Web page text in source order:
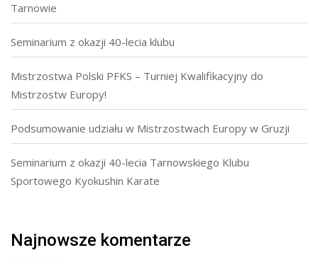
Tarnowie
Seminarium z okazji 40-lecia klubu
Mistrzostwa Polski PFKS – Turniej Kwalifikacyjny do
Mistrzostw Europy!
Podsumowanie udziału w Mistrzostwach Europy w Gruzji
Seminarium z okazji 40-lecia Tarnowskiego Klubu
Sportowego Kyokushin Karate
Najnowsze komentarze